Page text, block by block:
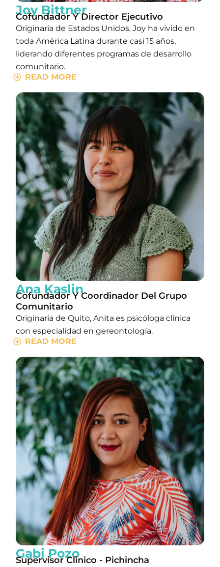
Joy Bittner
Cofundador Y Director Ejecutivo
Originaria de Estados Unidos, Joy ha vivido en
toda América Latina durante casi 15 años,
liderando diferentes programas de desarrollo
comunitario.
READ MORE
Ana Kaslin
Cofundador Y Coordinador Del Grupo
Comunitario
Originaria de Quito, Anita es psicóloga clínica
con especialidad en gereontología.
READ MORE
Gabi Pozo
Supervisor Clinico - Pichincha